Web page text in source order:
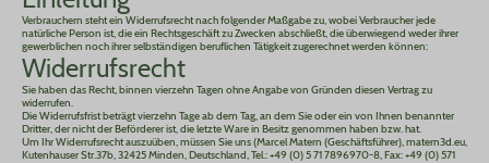
Verbrauchern steht ein Widerrufsrecht nach folgender Maßgabe zu, wobei Verbraucher jede
natürliche Person ist, die ein Rechtsgeschäft zu Zwecken abschließt, die überwiegend weder ihrer
gewerblichen noch ihrer selbständigen beruflichen Tätigkeit zugerechnet werden können:
Widerrufsrecht
Sie haben das Recht, binnen vierzehn Tagen ohne Angabe von Gründen diesen Vertrag zu
widerrufen.
Die Widerrufsfrist beträgt vierzehn Tage ab dem Tag, an dem Sie oder ein von Ihnen benannter
Dritter, der nicht der Beförderer ist, die letzte Ware in Besitz genommen haben bzw. hat.
Um Ihr Widerrufsrecht auszuüben, müssen Sie uns (Marcel Matern (Geschäftsführer), matern3d.eu,
Kutenhauser Str.37b, 32425 Minden, Deutschland, Tel.: +49 (0) 5 71 7896970-8, Fax: +49 (0) 571